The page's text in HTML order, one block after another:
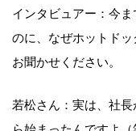
インタビュアー：今
のに、なぜホットド
お聞かせください。
若松さん：実は、社